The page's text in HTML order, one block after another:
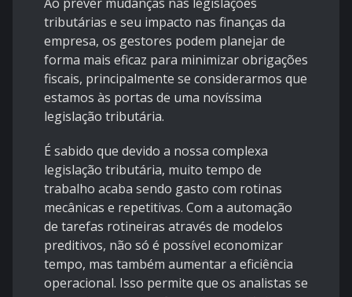
tributárias e seu impacto nas finanças da
empresa, os gestores podem planejar de
forma mais eficaz para minimizar obrigações
fiscais, principalmente se considerarmos que
estamos às portas de uma novíssima
legislação tributária.
É sabido que devido a nossa complexa
legislação tributária, muito tempo de
trabalho acaba sendo gasto com rotinas
mecânicas e repetitivas. Com a automação
de tarefas rotineiras através de modelos
preditivos, não só é possível economizar
tempo, mas também aumentar a eficiência
operacional. Isso permite que os analistas se